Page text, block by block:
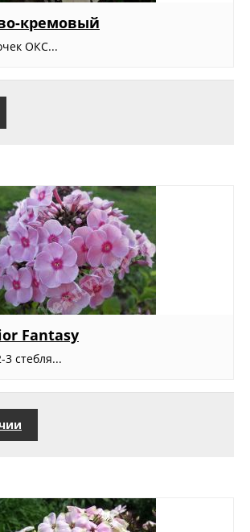
кремовый
ОКС...
Fantasy
стебля...